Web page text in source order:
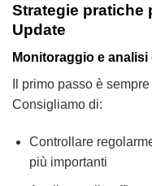
Strategie pratiche
Update
Monitoraggio e
Il primo passo è
Consigliamo di:
Controllare
più importanti